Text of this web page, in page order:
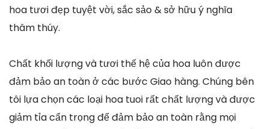
hoa tươi đẹp tuyệt vời, sắc sảo & sở hữu ý nghĩa
thâm thúy.
Chất khối lượng và tươi thế hệ của hoa luôn được
đảm bảo an toàn ở các bước Giao hàng. Chúng bên
tôi lựa chọn các loại hoa tuoi rất chất lượng và được
giảm tỉa cẩn trọng để đảm bảo an toàn rằng mọi